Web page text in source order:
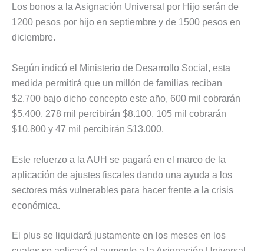
Los bonos a la Asignación Universal por Hijo serán de
1200 pesos por hijo en septiembre y de 1500 pesos en
diciembre.
Según indicó el Ministerio de Desarrollo Social, esta
medida permitirá que un millón de familias reciban
$2.700 bajo dicho concepto este año, 600 mil cobrarán
$5.400, 278 mil percibirán $8.100, 105 mil cobrarán
$10.800 y 47 mil percibirán $13.000.
Este refuerzo a la AUH se pagará en el marco de la
aplicación de ajustes fiscales dando una ayuda a los
sectores más vulnerables para hacer frente a la crisis
económica.
El plus se liquidará justamente en los meses en los